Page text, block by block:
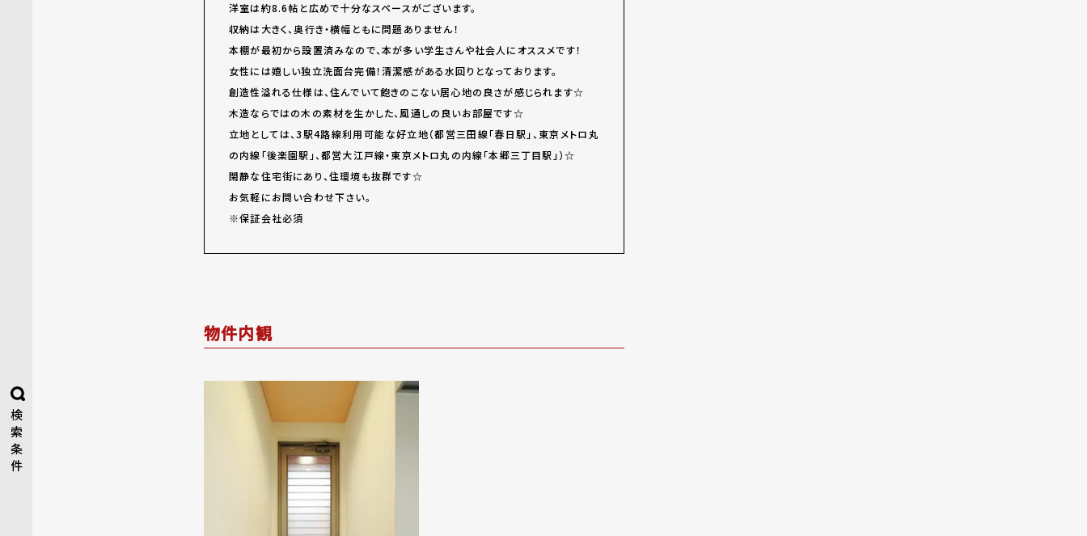
検
索
条
件
洋室は約8.6帖と広めで十分なスペースがございます。
収納は大きく、奥行き・横幅ともに問題ありません！
本棚が最初から設置済みなので、本が多い学生さんや社会人にオススメです！
女性には嬉しい独立洗面台完備！清潔感がある水回りとなっております。
創造性溢れる仕様は、住んでいて飽きのこない居心地の良さが感じられます☆
木造ならではの木の素材を生かした、風通しの良いお部屋です☆
立地としては、3駅4路線利用可能な好立地（都営三田線「春日駅」、東京メトロ丸
の内線「後楽園駅」、都営大江戸線・東京メトロ丸の内線「本郷三丁目駅」）☆
閑静な住宅街にあり、住環境も抜群です☆
お気軽にお問い合わせ下さい。
※保証会社必須
物件内観